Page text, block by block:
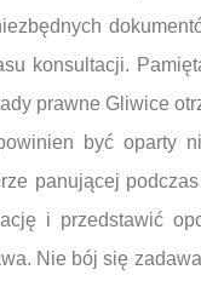
konsultacji.
prawne Gliwice
być oparty
panującej
i przedstawić
Nie bój się